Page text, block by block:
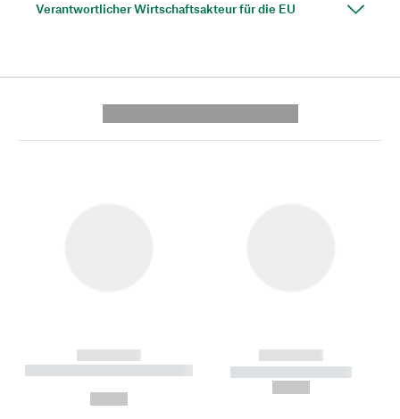
Verantwortlicher Wirtschaftsakteur für die EU
------------
----------- ----------- --------
------------
----------- -----------